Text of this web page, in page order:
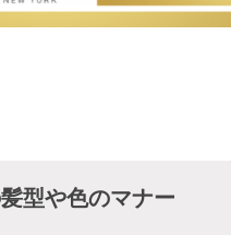
型や色のマナー